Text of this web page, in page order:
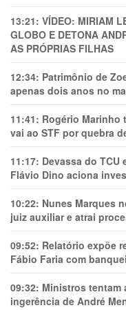
13:21: VÍDEO: MIRIAM
GLOBO E DETONA
AS PRÓPRIAS FILHAS
12:34: Patrimônio de
apenas dois anos no
11:41: Rogério Marinho
vai ao STF por quebra
11:17: Devassa do TCU
Flávio Dino aciona
10:22: Nunes Marques
juiz auxiliar e atrai
09:52: Relatório expõe
Fábio Faria com
09:32: Ministros tentam
ingerência de André